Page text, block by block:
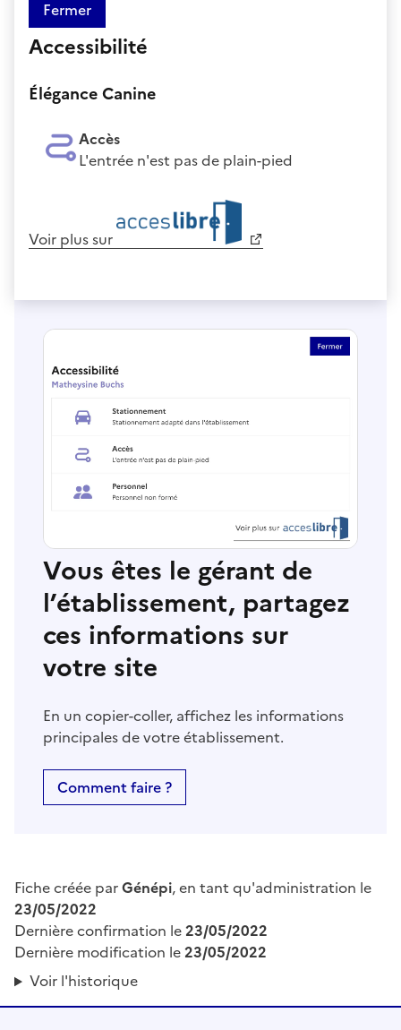
Fermer
Accessibilité
Élégance Canine
Accès
L'entrée n'est pas de plain-pied
Voir plus sur
Vous êtes le gérant de
l’établissement, partagez
ces informations sur
votre site
En un copier-coller, affichez les informations
principales de votre établissement.
Comment faire ?
Fiche créée parGénépi, en tant qu'administration le
23/05/2022
Dernière confirmation le23/05/2022
Dernière modification le23/05/2022
Voir l'historique